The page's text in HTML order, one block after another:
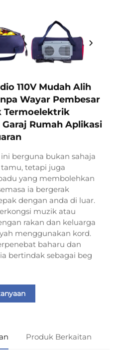
110V Mudah Alih
Wayar Pembesar
Termoelektrik
Rumah Aplikasi
berguna bukan sahaja
tetapi juga
yang membolehkan
ia bergerak
dengan anda di luar.
muzik atau
rakan dan keluarga
menggunakan kord.
baharu dan
bertindak sebagai beg
Produk Berkaitan